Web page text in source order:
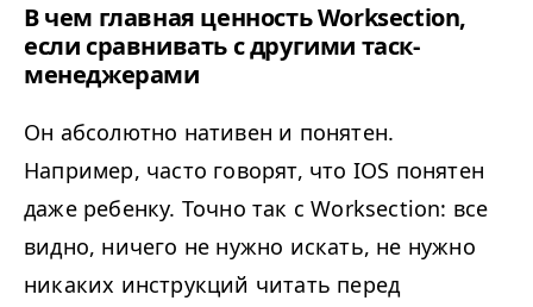
В чем главная ценность Worksection,
если сравнивать с другими таск-
менеджерами
Он абсолютно нативен и понятен.
Например, часто говорят, что IOS понятен
даже ребенку. Точно так с Worksection: все
видно, ничего не нужно искать, не нужно
никаких инструкций читать перед